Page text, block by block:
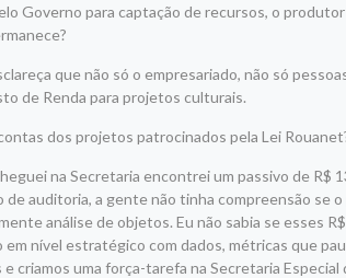
Governo para captação de recursos, o
que não só o empresariado, não só
de Renda para projetos culturais.
dos projetos patrocinados pela Lei
na Secretaria encontrei um passivo de R$
de auditoria, a gente não tinha compreensão se
análise de objetos. Eu não sabia se esses
nível estratégico com dados, métricas que
criamos uma força-tarefa na Secretaria